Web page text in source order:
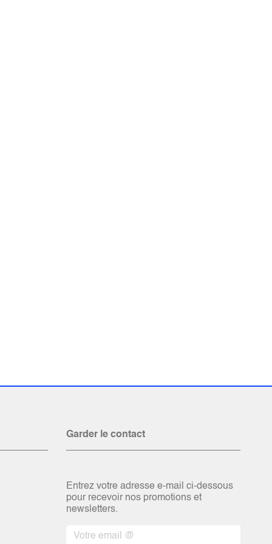
Garder le contact
Entrez votre adresse e-mail ci-dessous
pour recevoir nos promotions et
newsletters.